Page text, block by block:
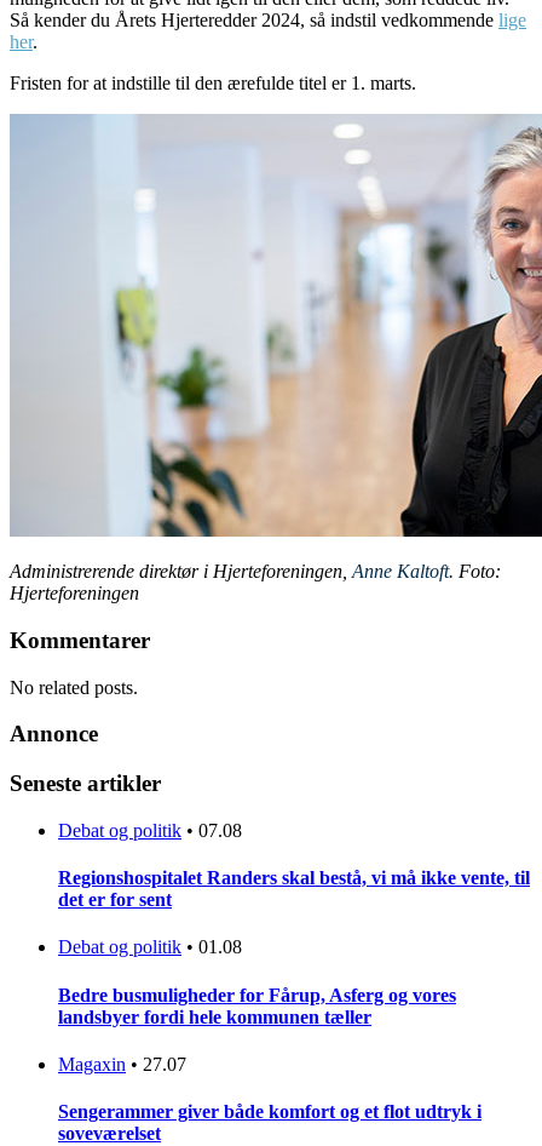
Så kender du Årets Hjerteredder 2024, så indstil vedkommende lige
her.
Fristen for at indstille til den ærefulde titel er 1. marts.
Administrerende direktør i Hjerteforeningen, Anne Kaltoft. Foto:
Hjerteforeningen
Kommentarer
No related posts.
Annonce
Seneste artikler
Debat og politik • 07.08
Regionshospitalet Randers skal bestå, vi må ikke vente, til
det er for sent
Debat og politik • 01.08
Bedre busmuligheder for Fårup, Asferg og vores
landsbyer fordi hele kommunen tæller
Magaxin • 27.07
Sengerammer giver både komfort og et flot udtryk i
soveværelset